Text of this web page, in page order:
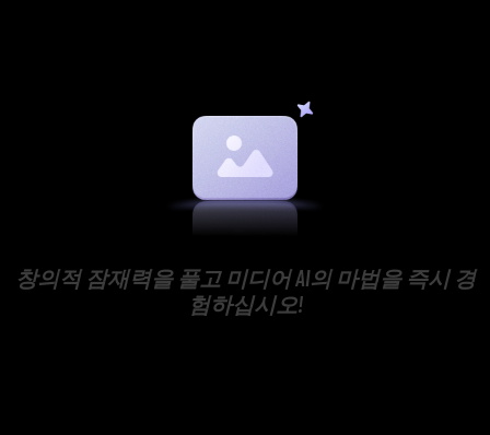
창의적 잠재력을 풀고 미디어 AI의 마법을 즉시 경
험하십시오!